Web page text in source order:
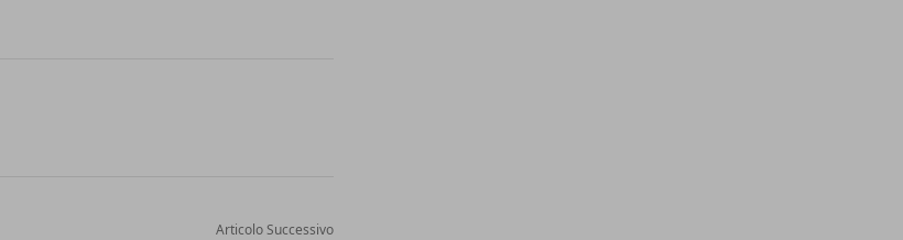
Articolo Successivo